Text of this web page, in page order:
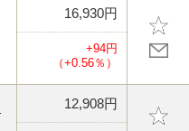
16,930円
+94円
（+0.56％）
12,908円